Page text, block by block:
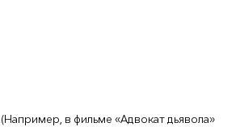
в фильме «Адвокат дьявола»